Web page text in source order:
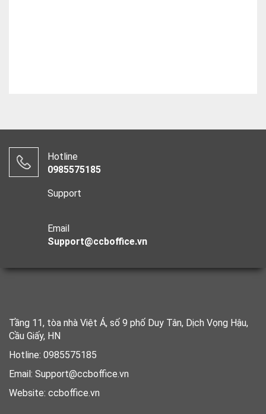
Hotline
0985575185
Support
Email
Support@ccboffice.vn
Tầng 11, tòa nhà Việt Á, số 9 phố Duy Tân, Dịch Vọng Hậu,
Cầu Giấy, HN
Hotline: 0985575185
Email: Support@ccboffice.vn
Website: ccboffice.vn